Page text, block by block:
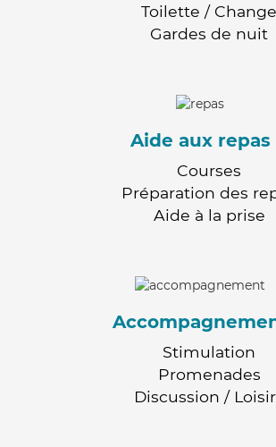
Toilette / Change
Gardes de nuit
Aide aux repas
Courses
Préparation des
Aide à la prise
Stimulation
Promenades
Discussion /